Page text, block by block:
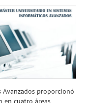
proporcionó
en cuatro áreas